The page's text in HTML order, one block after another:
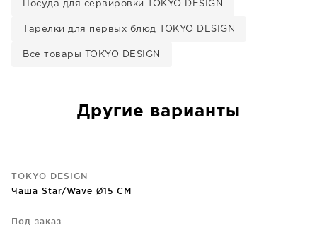
Посуда для сервировки TOKYO DESIGN
Тарелки для первых блюд TOKYO DESIGN
Все товары TOKYO DESIGN
Другие варианты
TOKYO DESIGN
Чаша Star/Wave Ø15 CM
Под заказ